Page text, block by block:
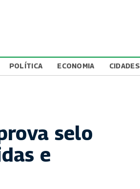
POLÍTICA ECONOMIA CIDADES
selo
e